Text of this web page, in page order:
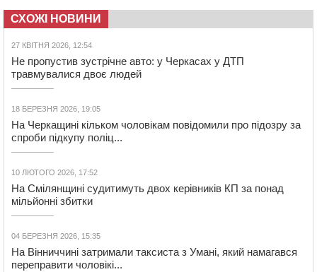
СХОЖІ НОВИНИ
27 КВІТНЯ 2026, 12:54
Не пропустив зустрічне авто: у Черкасах у ДТП
травмувалися двоє людей
18 БЕРЕЗНЯ 2026, 19:05
На Черкащині кільком чоловікам повідомили про підозру за
спроби підкупу поліц...
10 ЛЮТОГО 2026, 17:52
На Смілянщині судитимуть двох керівників КП за понад
мільйонні збитки
04 БЕРЕЗНЯ 2026, 15:35
На Вінниччині затримали таксиста з Умані, який намагався
переправити чоловікі...